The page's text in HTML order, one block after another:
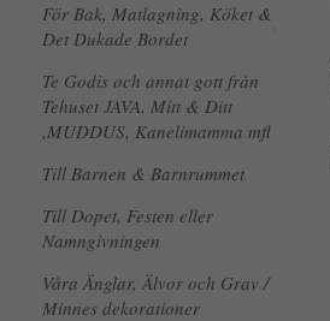
För Bak, Matlagning, Köket &
Det Dukade Bordet
Te Godis och annat gott från
Tehuset JAVA, Mitt & Ditt
,MUDDUS, Kanelimamma mfl
Till Barnen & Barnrummet
Till Dopet, Festen eller
Namngivningen
Våra Änglar, Älvor och Grav /
Minnes dekorationer